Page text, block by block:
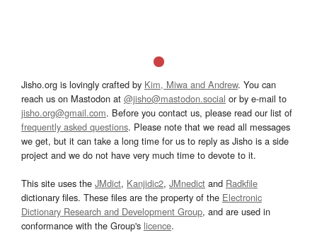
Jisho.org is lovingly crafted by Kim, Miwa and Andrew. You can
reach us on Mastodon at @jisho@mastodon.social or by e-mail to
jisho.org@gmail.com. Before you contact us, please read our list of
frequently asked questions. Please note that we read all messages
we get, but it can take a long time for us to reply as Jisho is a side
project and we do not have very much time to devote to it.
This site uses the JMdict, Kanjidic2, JMnedict and Radkfile
dictionary files. These files are the property of the Electronic
Dictionary Research and Development Group, and are used in
conformance with the Group's licence.